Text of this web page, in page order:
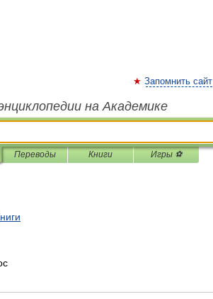
Запомнить сайт
на Академике
Переводы Книги Игры ⚽